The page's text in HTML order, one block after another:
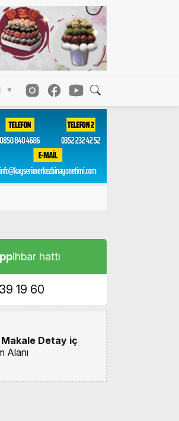
▼
ihbar hattı
19 60
Detay iç
Alanı